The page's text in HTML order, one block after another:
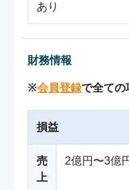
あり
財務情報
※会員登録で全ての
損益
売
上
2億円〜3億